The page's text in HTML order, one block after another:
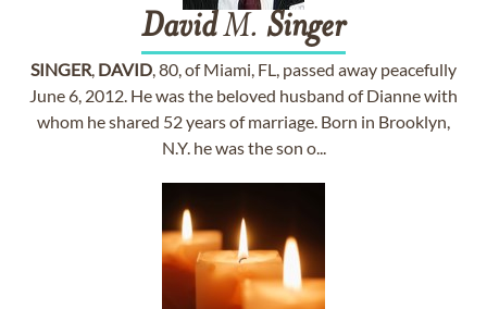
DavidM. Singer
SINGER, DAVID, 80, of Miami, FL, passed away peacefully
June 6, 2012. He was the beloved husband of Dianne with
whom he shared 52 years of marriage. Born in Brooklyn,
N.Y. he was the son o...